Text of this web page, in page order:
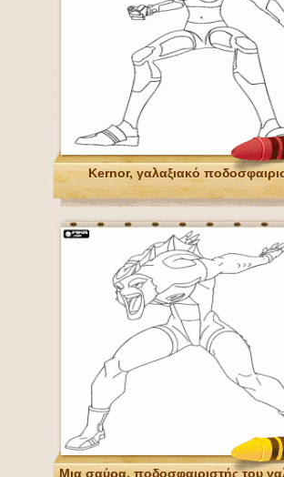
Kernor, γαλαξιακό
Μια σαύρα, ποδοσφαιριστής του